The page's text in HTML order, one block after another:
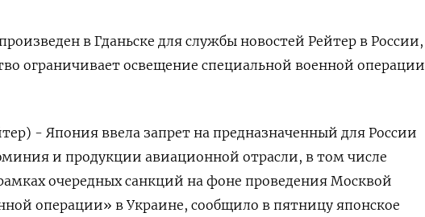
в Гданьске для службы новостей Рейтер в России,
ограничивает освещение специальной военной операции
- Япония ввела запрет на предназначенный для России
и продукции авиационной отрасли, в том числе
очередных санкций на фоне проведения Москвой
операции» в Украине, сообщило в пятницу японское